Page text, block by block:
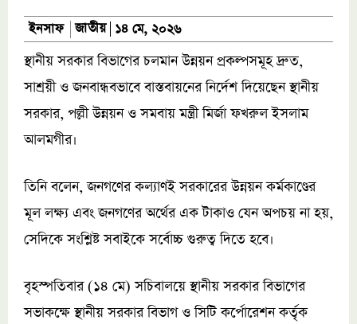
ইনসাফ জাতীয় ১৪ মে, ২০২৬
স্থানীয় সরকার বিভাগের চলমান উন্নয়ন প্রকল্পসমূহ দ্রুত,
সাশ্রয়ী ও জনবান্ধবভাবে বাস্তবায়নের নির্দেশ দিয়েছেন স্থানীয়
সরকার, পল্লী উন্নয়ন ও সমবায় মন্ত্রী মির্জা ফখরুল ইসলাম
আলমগীর।
তিনি বলেন, জনগণের কল্যাণই সরকারের উন্নয়ন কর্মকাণ্ডের
মূল লক্ষ্য এবং জনগণের অর্থের এক টাকাও যেন অপচয় না হয়,
সেদিকে সংশ্লিষ্ট সবাইকে সর্বোচ্চ গুরুত্ব দিতে হবে।
বৃহস্পতিবার (১৪ মে) সচিবালয়ে স্থানীয় সরকার বিভাগের
সভাকক্ষে স্থানীয় সরকার বিভাগ ও সিটি কর্পোরেশন কর্তৃক